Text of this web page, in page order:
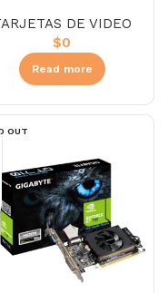
3-FAN TARJETA
DE VIDEO
$0
Read more
OUT